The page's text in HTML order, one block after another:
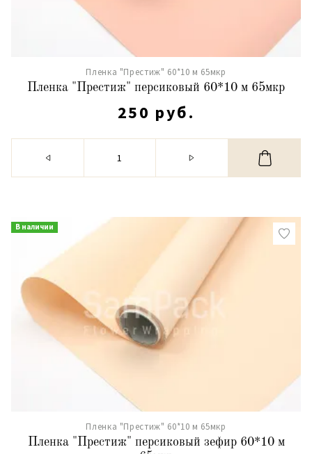
Пленка "Престиж" 60*10 м 65мкр
Пленка "Престиж" персиковый 60*10 м 65мкр
250 руб.
В наличии
Пленка "Престиж" 60*10 м 65мкр
Пленка "Престиж" персиковый зефир 60*10 м